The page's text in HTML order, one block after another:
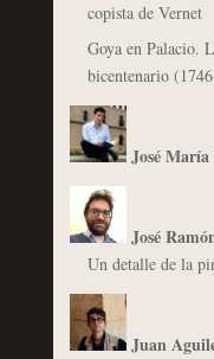
copista de Vernet
Goya en Palacio.
bicentenario
José
José
Un detalle de la
Juan